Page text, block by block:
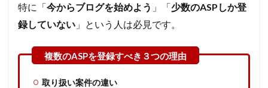
特に「今からブログを始めよう 」「少数のASPしか登
録していない 」という人は必見です。
取り扱い案件の違い